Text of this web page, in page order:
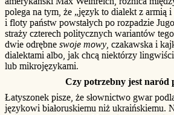
polega na tym, że „język to dialekt z armią
i floty państw powstałych po rozpadzie
straży czterech politycznych wariantów
dwie odrębne swoje mowy , czakawska i
dialektami albo, jak chcą niektórzy
lub mikrojęzykami.
Czy potrzebny jest naród
Łatyszonek pisze, że słownictwo gwar
językowi białoruskiemu niż ukraińskiemu.